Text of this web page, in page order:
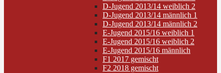
D-Jugend 2013/14 weiblich 2
D-Jugend 2013/14 männlich 1
D-Jugend 2013/14 männlich 2
E-Jugend 2015/16 weiblich 1
E-Jugend 2015/16 weiblich 2
E-Jugend 2015/16 männlich
F1 2017 gemischt
F2 2018 gemischt